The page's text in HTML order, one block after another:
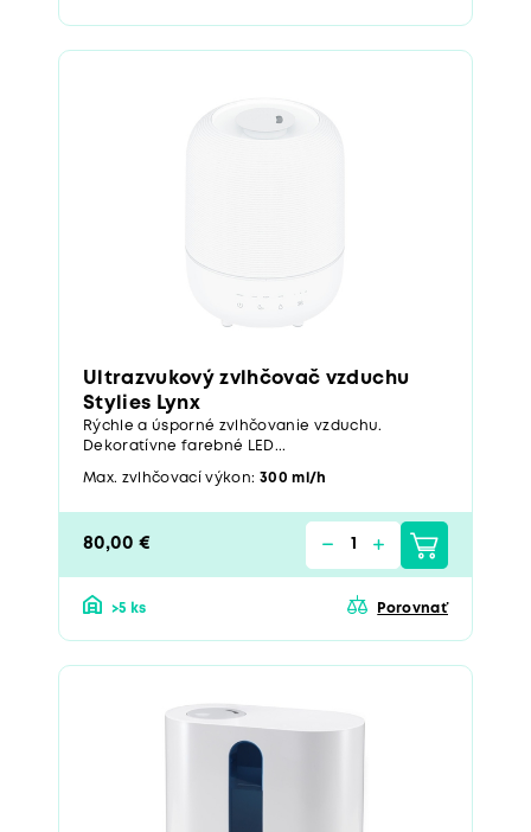
Ultrazvukový zvlhčovač vzduchu
Stylies Lynx
Rýchle a úsporné zvlhčovanie vzduchu.
Dekoratívne farebné LED...
Max. zvlhčovací výkon: 300 ml/h
80,00 €
>5 ks Porovnať